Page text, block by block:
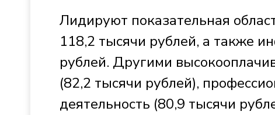
Лидируют показательная
118,2 тысячи рублей, а также
рублей. Другими
(82,2 тысячи рублей),
деятельность (80,9 тысячи